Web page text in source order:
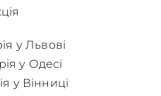
у Львові
у Одесі
у Вінниці